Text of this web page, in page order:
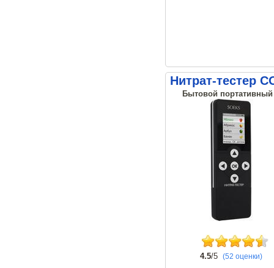
Нитрат-тестер
Бытовой портативный
4.5/5 (52 оценки)